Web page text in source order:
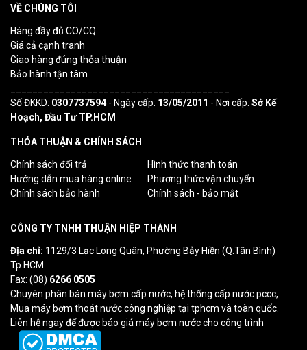
VỀ CHÚNG TÔI
Hàng đầy đủ CO/CQ
Giá cả cạnh tranh
Giao hàng đúng thỏa thuận
Bảo hành tận tâm
Số ĐKKD: 0307737594- Ngày cấp: 13/05/2011 - Nơi cấp: Sở Kế
Hoạch, Đầu Tư TP.HCM
THỎA THUẬN & CHÍNH SÁCH
Chính sách đổi trả
Hình thức thanh toán
Hướng dẫn mua hàng online
Phương thức vận chuyển
Chính sách bảo hành
Chính sách - bảo mật
CÔNG TY TNHH THUẬN HIỆP THÀNH
Địa chỉ: 1129/3 Lạc Long Quân, Phường Bảy Hiền (Q.Tân Bình)
Tp.HCM
Fax: (08) 6266 0505
Chuyên phân bán máy bơm cấp nước, hệ thống cấp nước pccc,
Mua máy bơm thoát nước công nghiệp tại tphcm và toàn quốc.
Liên hệ ngay để được báo giá máy bơm nước cho công trình